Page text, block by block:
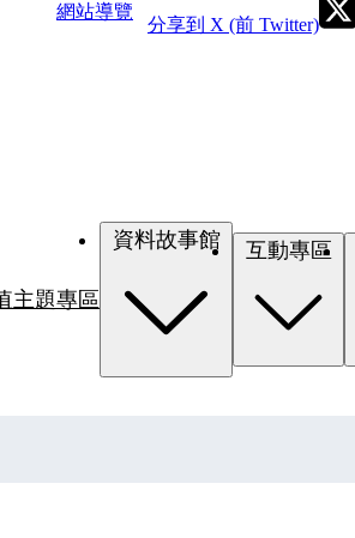
網站導覽
分享到 X (前 Twitter)
主題專區
資料故事館